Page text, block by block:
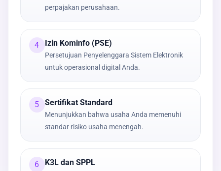
perpajakan perusahaan.
4 Izin Kominfo (PSE)
Persetujuan Penyelenggara Sistem Elektronik
untuk operasional digital Anda.
5 Sertifikat Standard
Menunjukkan bahwa usaha Anda memenuhi
standar risiko usaha menengah.
6 K3L dan SPPL